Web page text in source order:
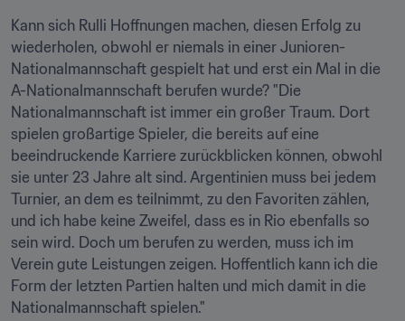
Kann sich Rulli Hoffnungen machen, diesen Erfolg zu
wiederholen, obwohl er niemals in einer Junioren-
Nationalmannschaft gespielt hat und erst ein Mal in die
A-Nationalmannschaft berufen wurde? "Die
Nationalmannschaft ist immer ein großer Traum. Dort
spielen großartige Spieler, die bereits auf eine
beeindruckende Karriere zurückblicken können, obwohl
sie unter 23 Jahre alt sind. Argentinien muss bei jedem
Turnier, an dem es teilnimmt, zu den Favoriten zählen,
und ich habe keine Zweifel, dass es in Rio ebenfalls so
sein wird. Doch um berufen zu werden, muss ich im
Verein gute Leistungen zeigen. Hoffentlich kann ich die
Form der letzten Partien halten und mich damit in die
Nationalmannschaft spielen."